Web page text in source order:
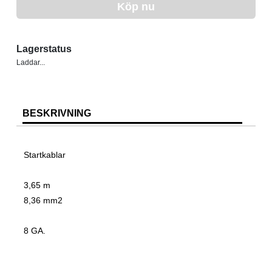
Köp nu
Lagerstatus
Laddar...
BESKRIVNING
Startkablar
3,65 m
8,36 mm2
8 GA.